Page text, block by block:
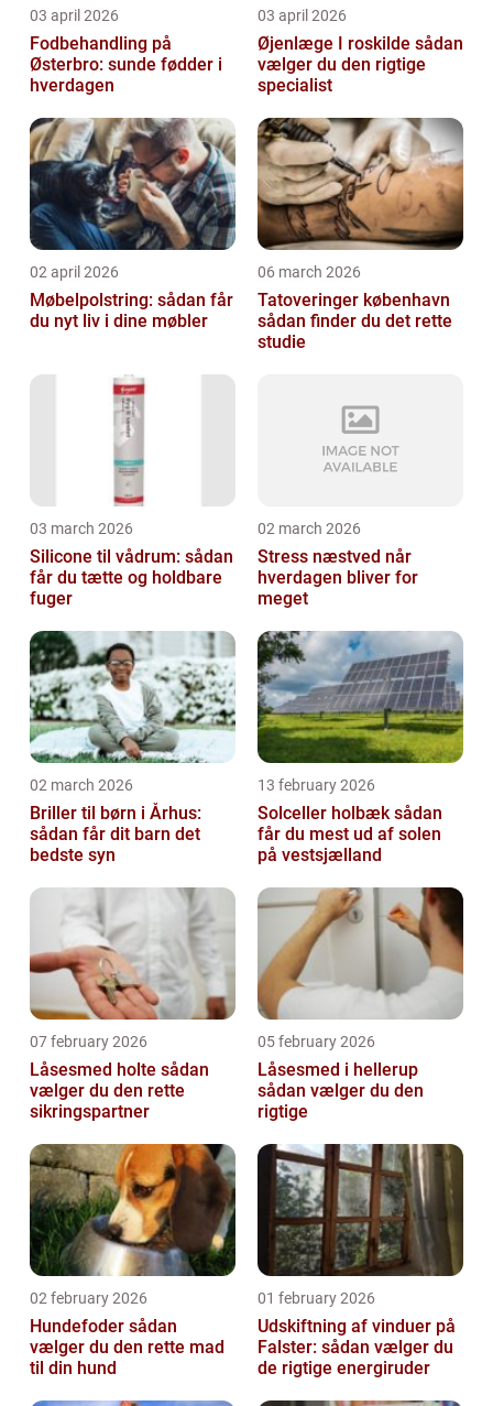
03 april 2026
Fodbehandling på
Østerbro: sunde fødder i
hverdagen
03 april 2026
Øjenlæge I roskilde sådan
vælger du den rigtige
specialist
02 april 2026
Møbelpolstring: sådan får
du nyt liv i dine møbler
06 march 2026
Tatoveringer københavn
sådan finder du det rette
studie
03 march 2026
Silicone til vådrum: sådan
får du tætte og holdbare
fuger
02 march 2026
Stress næstved når
hverdagen bliver for
meget
02 march 2026
Briller til børn i Århus:
sådan får dit barn det
bedste syn
13 february 2026
Solceller holbæk sådan
får du mest ud af solen
på vestsjælland
07 february 2026
Låsesmed holte sådan
vælger du den rette
sikringspartner
05 february 2026
Låsesmed i hellerup
sådan vælger du den
rigtige
02 february 2026
Hundefoder sådan
vælger du den rette mad
til din hund
01 february 2026
Udskiftning af vinduer på
Falster: sådan vælger du
de rigtige energiruder